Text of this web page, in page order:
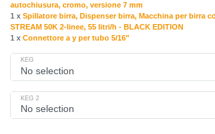
autochiusura, cromo, versione 7 mm
1 x Spillatore birra, Dispenser birra, Macchina per birra
STREAM 50K 2-linee, 55 litri/h - BLACK EDITION
1 x Connettore a y per tubo 5/16"
KEG
KEG 2